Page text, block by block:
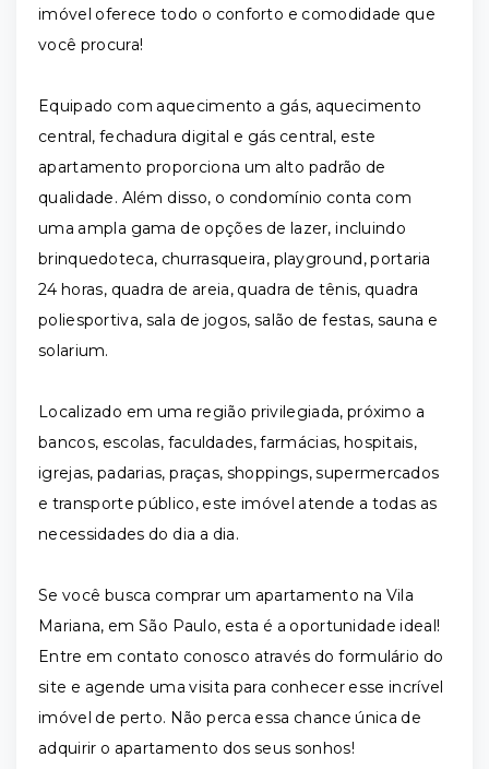
imóvel oferece todo o conforto e comodidade que
você procura!
Equipado com aquecimento a gás, aquecimento
central, fechadura digital e gás central, este
apartamento proporciona um alto padrão de
qualidade. Além disso, o condomínio conta com
uma ampla gama de opções de lazer, incluindo
brinquedoteca, churrasqueira, playground, portaria
24 horas, quadra de areia, quadra de tênis, quadra
poliesportiva, sala de jogos, salão de festas, sauna e
solarium.
Localizado em uma região privilegiada, próximo a
bancos, escolas, faculdades, farmácias, hospitais,
igrejas, padarias, praças, shoppings, supermercados
e transporte público, este imóvel atende a todas as
necessidades do dia a dia.
Se você busca comprar um apartamento na Vila
Mariana, em São Paulo, esta é a oportunidade ideal!
Entre em contato conosco através do formulário do
site e agende uma visita para conhecer esse incrível
imóvel de perto. Não perca essa chance única de
adquirir o apartamento dos seus sonhos!